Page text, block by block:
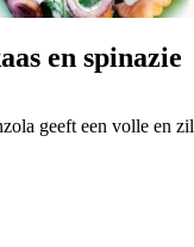
en spinazie
geeft een volle en